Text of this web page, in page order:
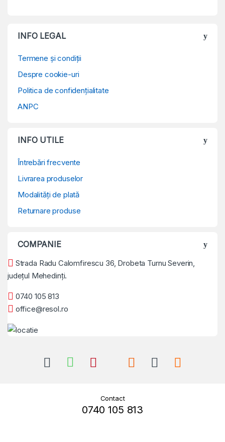
INFO LEGAL
Termene și condiții
Despre cookie-uri
Politica de confidențialitate
ANPC
INFO UTILE
Întrebări frecvente
Livrarea produselor
Modalități de plată
Returnare produse
COMPANIE
Strada Radu Calomfirescu 36, Drobeta Turnu Severin,
județul Mehedinți.
0740 105 813
office@resol.ro
Contact
0740 105 813